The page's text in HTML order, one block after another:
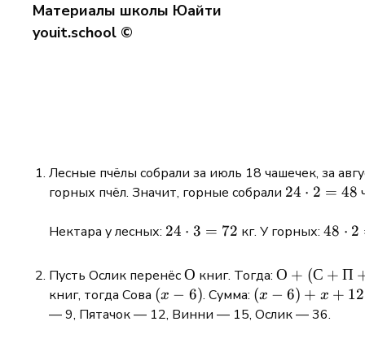
+ 9
+
\cdot
6
Материалы школы Юайти
youit.school ©
Лесные пчёлы собрали за июль 18 чашечек, за
горных пчёл. Значит, горные собрали 24
2 =
24 ⋅ 2 = 48
Нектара у лесных: 24
3 =
24 ⋅ 3 = 72 кг. У горных:48
2 =
96
48 ⋅ 2
Пусть Ослик перенёсО
О книг. Тогда: О
+
(С
О + (С + П
книг, тогда Сова (x
-
(x − 6). Сумма: (x - 6)
+ x +
(x − 6) + x + 12
— 9, Пятачок — 12, Винни — 15, Ослик — 36.